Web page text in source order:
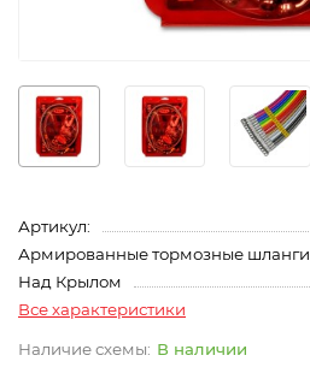
Артикул:
Армированные тормозные шланги
Над Крылом
Все характеристики
В наличии